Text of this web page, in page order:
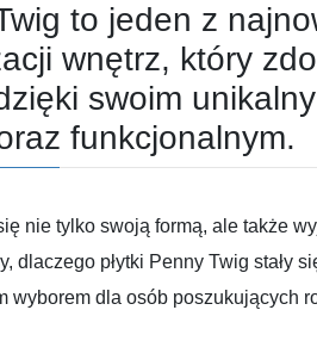
to jeden z
wnętrz, który
swoim
funkcjonalnym.
nie tylko swoją formą, ale także
dlaczego płytki Penny Twig stały
wyborem dla osób poszukujących